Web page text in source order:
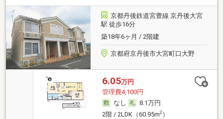
京都丹後鉄道宮豊線 京丹後大宮
駅 徒歩16分
築18年6ヶ月 / 2階建
京都府京丹後市大宮町口大野
6.05万円
管理費4,100円
なし
8.1万円
2階 / 2LDK（60.95m2）